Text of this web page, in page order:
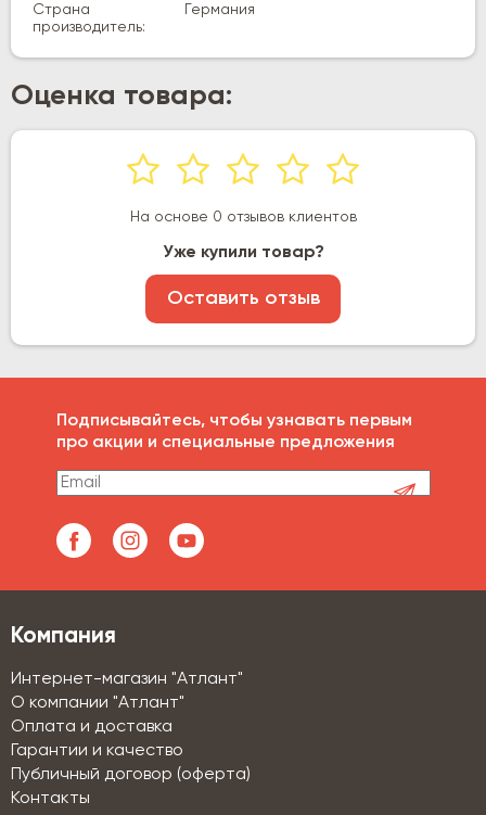
Страна
производитель:
Германия
Оценка товара:
На основе 0 отзывов клиентов
Уже купили товар?
Оставить отзыв
Подписывайтесь, чтобы узнавать первым
про акции и специальные предложения
Компания
Интернет-магазин "Атлант"
О компании "Атлант"
Оплата и доставка
Гарантии и качество
Публичный договор (оферта)
Контакты